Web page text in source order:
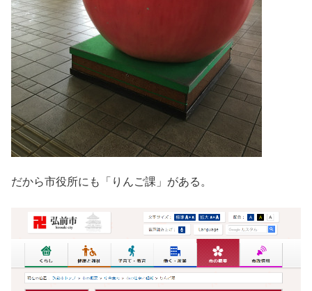
だから市役所にも「りんご課」がある。